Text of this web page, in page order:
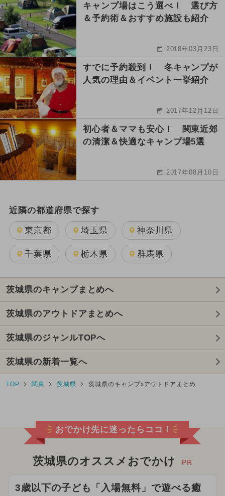
キャンプ場はこう選べ！ 選び方
＆予約術＆おすすめ施設も紹介
2018年03月23日
すでに予約殺到！ 冬キャンプが
人気の理由＆イベント一挙紹介
2017年12月12日
初心者＆ママも安心！ 関東近郊
の清潔＆快適なキャンプ場5選
2017年08月10日
近隣の都道府県で探す
東京都 埼玉県 神奈川県
千葉県 栃木県 群馬県
茨城県のキャンプまとめへ
茨城県のアウトドアまとめへ
茨城県のジャンルTOPへ
茨城県の新着一覧へ
TOP 関東 茨城県 茨城県のキャンプxアウトドアまとめ
おでかけ先に迷ったらココ！
茨城県のオススメおでかけ PR
3歳以下の子ども「入場無料」で遊べる癒